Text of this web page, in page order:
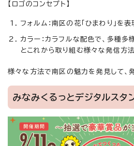
【ロゴのコンセプト】
フォルム：南区の花「ひまわり」を表
カラー：カラフルな配色で、多種
とこれから取り組む様々な発信方
様々な方法で南区の魅力を発見して、
みなみくるっとデジタルスタ